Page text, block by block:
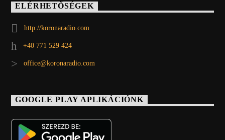
ELÉRHETŐSÉGEK
http://koronaradio.com
+40 771 529 424
office@koronaradio.com
GOOGLE PLAY APLIKÁCIÓNK